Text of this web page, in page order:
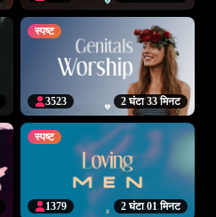
स्पष्ट
2 घंटा 33 मिनट
3523
स्पष्ट
2 घंटा 01 मिनट
1379